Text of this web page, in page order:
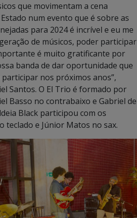
que movimentam a cena
num evento que é sobre as
para 2024 é incrível e eu me
de músicos, poder participar
é muito gratificante por
banda de dar oportunidade que
nos próximos anos”,
Santos. O El Trio é formado por
Basso no contrabaixo e Gabriel de
Black participou com os
teclado e Júnior Matos no sax.